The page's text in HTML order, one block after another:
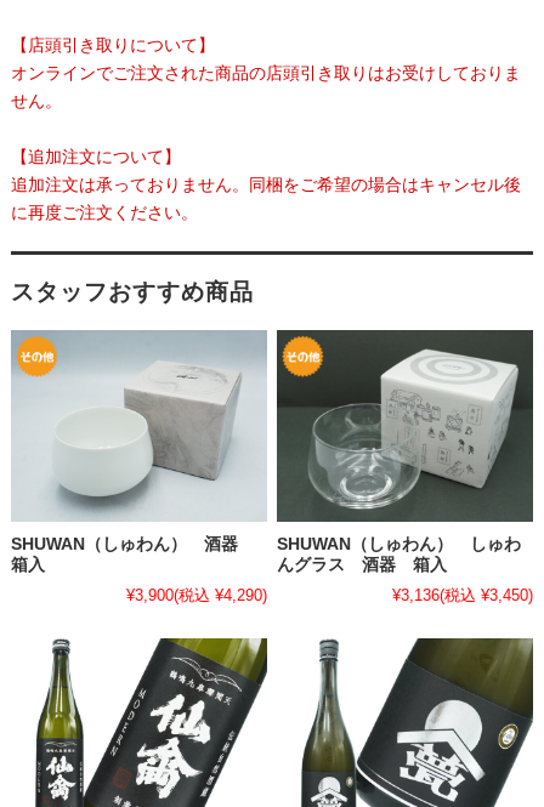
【店頭引き取りについて】
オンラインでご注文された商品の店頭引き取りはお受けしておりま
せん。
【追加注文について】
追加注文は承っておりません。同梱をご希望の場合はキャンセル後
に再度ご注文ください。
スタッフおすすめ商品
SHUWAN（しゅわん） 酒器
箱入
¥3,900(税込 ¥4,290)
SHUWAN（しゅわん） しゅわ
んグラス 酒器 箱入
¥3,136(税込 ¥3,450)